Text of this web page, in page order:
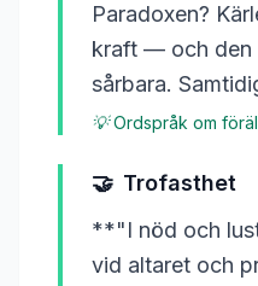
Paradoxen?
kraft — och den
sårbara.
💡Ordspråk om
🤝 Trofasthet
**"I nöd och
vid altaret och